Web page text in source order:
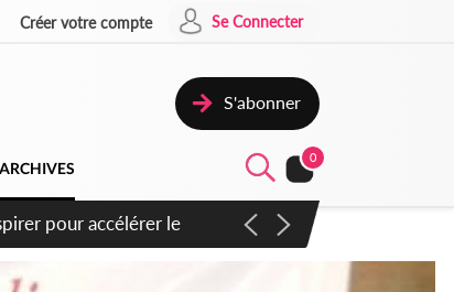
Créer votre compte Se Connecter
S'abonner
ARCHIVES
0
nouveau coup